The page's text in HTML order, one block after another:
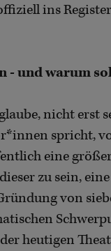
ins
- und warum
nicht erst
spricht,
eine
zu sein,
von
heutigen